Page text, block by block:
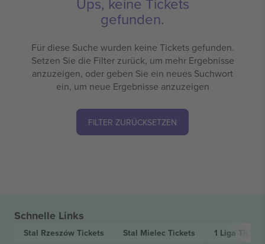
gefunden.
Für diese Suche wurden keine Tickets gefunden.
Setzen Sie die Filter zurück, um mehr Ergebnisse
anzuzeigen, oder geben Sie ein neues Suchwort
ein, um neue Ergebnisse anzuzeigen
FILTER ZURÜCKSETZEN
Schnelle Links
Stal Rzeszów Tickets Stal Mielec Tickets 1 Liga Tickets